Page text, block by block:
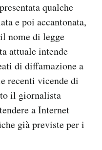
qualche
e poi accantonata,
nome di legge
attuale intende
di diffamazione a
recenti vicende di
il giornalista
a Internet
già previste per i